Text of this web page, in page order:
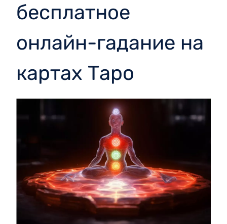
бесплатное
онлайн-гадание на
картах Таро